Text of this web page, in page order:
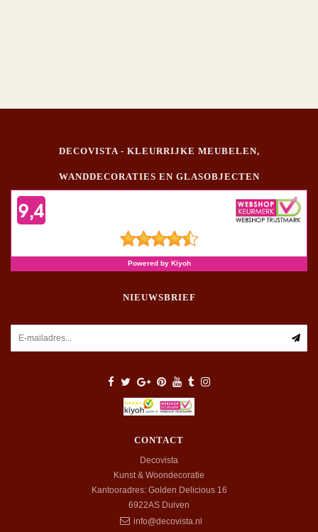
DECOVISTA - KLEURRIJKE MEUBELEN,
WANDDECORATIES EN GLASOBJECTEN
NIEUWSBRIEF
CONTACT
Decovista
Kunst & Woondecoratie
Kantooradres: Golden Delicious 16
6922AS Duiven
info@decovista.nl